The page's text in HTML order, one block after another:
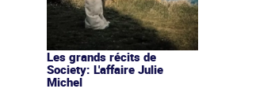
Les grands récits de
Society: L'affaire Julie
Michel